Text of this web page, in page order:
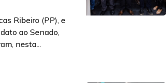
Ribeiro (PP), e
ao Senado,
nesta...